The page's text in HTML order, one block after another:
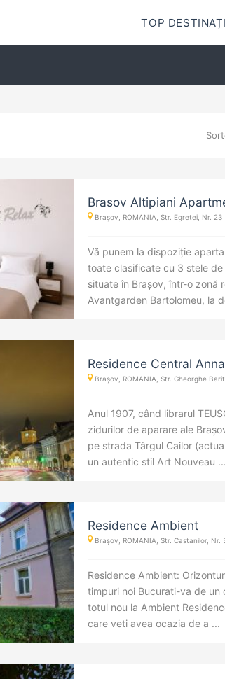
TOP
Brasov Altipiani
Brașov, ROMANIA, Str. Egretei, Nr. 23
Vă punem la dispoziție
toate clasificate cu 3 stele
situate în Brașov, într-o zonă
Avantgarden Bartolomeu, la
Residence Central
Brașov, ROMANIA, Str. Gheorghe
Anul 1907, când librarul
zidurilor de aparare ale
pe strada Târgul Cailor
un autentic stil Art Nouveau
Residence Ambient
Brașov, ROMANIA, Str. Castanilor, Nr.
Residence Ambient:
timpuri noi Bucurati-va de
totul nou la Ambient
care veti avea ocazia de a ...